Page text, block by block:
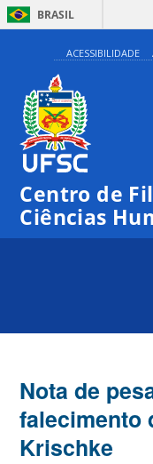
BRASIL
ACESSIBILIDADE
Centro de
Ciências
Nota de
falecimento
Krischke